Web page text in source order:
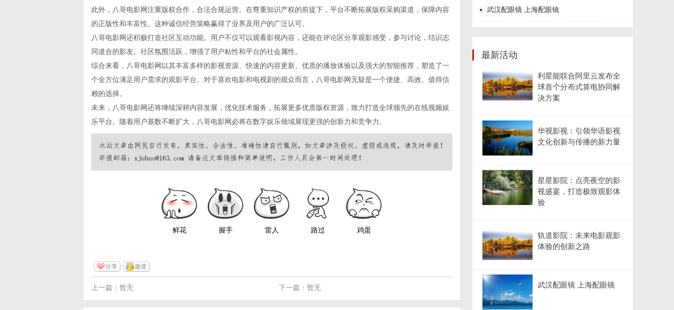
此外，八哥电影网注重版权合作，合法合规运营。在尊重知识产权的前提下，平台不断拓展版权采购渠道，保障内容
的正版性和丰富性。这种诚信经营策略赢得了业界及用户的广泛认可。
八哥电影网还积极打造社区互动功能。用户不仅可以观看影视内容，还能在评论区分享观影感受，参与讨论，结识志
同道合的影友。社区氛围活跃，增强了用户粘性和平台的社会属性。
综合来看，八哥电影网以其丰富多样的影视资源、快速的内容更新、优质的播放体验以及强大的智能推荐，塑造了一
个全方位满足用户需求的观影平台。对于喜欢电影和电视剧的观众而言，八哥电影网无疑是一个便捷、高效、值得信
赖的选择。
未来，八哥电影网还将继续深耕内容发展，优化技术服务，拓展更多优质版权资源，致力打造全球领先的在线视频娱
乐平台。随着用户基数不断扩大，八哥电影网必将在数字娱乐领域展现更强的创新力和竞争力。
鲜花 握手 雷人 路过 鸡蛋
分享 邀请
下一篇：暂无
上一篇：暂无
武汉配眼镜 上海配眼镜
最新活动
利星能联合阿里云发布全
球首个分布式算电协同解
决方案
华视影视：引领华语影视
文化创新与传播的新力量
星星影院：点亮夜空的影
视盛宴，打造极致观影体
验
轨道影院：未来电影观影
体验的创新之路
武汉配眼镜 上海配眼镜